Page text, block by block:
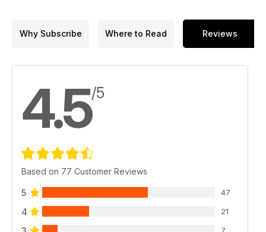
civile, et de Sara, ingénieure de recherche spécialisée dans
le génie des procédés.
Why Subscribe Where to Read Reviews
4.5/5
Based on 77 Customer Reviews
5 47
4 21